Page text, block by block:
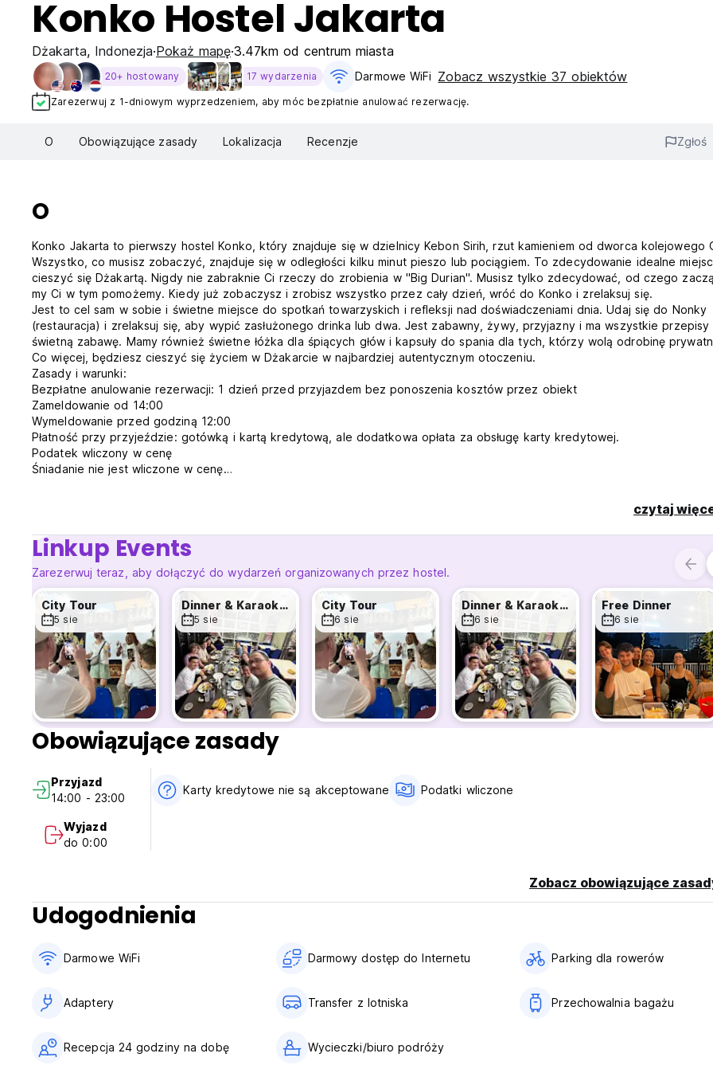
Konko Hostel Jakarta
Dżakarta, Indonezja Pokaż mapę 3.47km od centrum miasta
20+ hostowany 17 wydarzenia Darmowe WiFi Zobacz wszystkie 37 obiektów
Zarezerwuj z 1-dniowym wyprzedzeniem, aby móc bezpłatnie anulować rezerwację.
O Obowiązujące zasady Lokalizacja Recenzje Zgłoś
O
Konko Jakarta to pierwszy hostel Konko, który znajduje się w dzielnicy Kebon Sirih, rzut kamieniem od dworca kolejowego
Wszystko, co musisz zobaczyć, znajduje się w odległości kilku minut pieszo lub pociągiem. To zdecydowanie idealne
cieszyć się Dżakartą. Nigdy nie zabraknie Ci rzeczy do zrobienia w "Big Durian". Musisz tylko zdecydować, od czego
my Ci w tym pomożemy. Kiedy już zobaczysz i zrobisz wszystko przez cały dzień, wróć do Konko i zrelaksuj się.
Jest to cel sam w sobie i świetne miejsce do spotkań towarzyskich i refleksji nad doświadczeniami dnia. Udaj się do Nonky
(restauracja) i zrelaksuj się, aby wypić zasłużonego drinka lub dwa. Jest zabawny, żywy, przyjazny i ma wszystkie przepisy
świetną zabawę. Mamy również świetne łóżka dla śpiących głów i kapsuły do spania dla tych, którzy wolą odrobinę
Co więcej, będziesz cieszyć się życiem w Dżakarcie w najbardziej autentycznym otoczeniu.
Zasady i warunki:
Bezpłatne anulowanie rezerwacji: 1 dzień przed przyjazdem bez ponoszenia kosztów przez obiekt
Zameldowanie od 14:00
Wymeldowanie przed godziną 12:00
Płatność przy przyjeździe: gotówką i kartą kredytową, ale dodatkowa opłata za obsługę karty kredytowej.
Podatek wliczony w cenę
Śniadanie nie jest wliczone w cenę
czytaj
Linkup Events
Zarezerwuj teraz, aby dołączyć do wydarzeń organizowanych przez hostel.
City Tour
5 sie
Dinner & Karaoke Night
5 sie
City Tour
6 sie
Dinner & Karaoke Night
6 sie
Free Dinner
6 sie
Obowiązujące zasady
Przyjazd
14:00 - 23:00
Wyjazd
do 0:00
Karty kredytowe nie są akceptowane Podatki wliczone
Zobacz obowiązujące
Udogodnienia
Darmowe WiFi Darmowy dostęp do Internetu Parking dla rowerów
Adaptery Transfer z lotniska Przechowalnia bagażu
Recepcja 24 godziny na dobę Wycieczki/biuro podróży